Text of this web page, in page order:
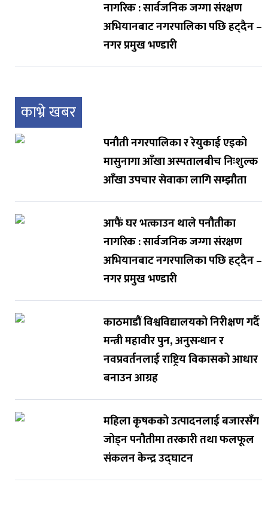
नागरिक : सार्वजनिक जग्गा संरक्षण
अभियानबाट नगरपालिका पछि हट्दैन –
नगर प्रमुख भण्डारी
काभ्रे खबर
पनौती नगरपालिका र रेयुकाई एइको
मासुनागा आँखा अस्पतालबीच निःशुल्क
आँखा उपचार सेवाका लागि सम्झौता
आफैं घर भत्काउन थाले पनौतीका
नागरिक : सार्वजनिक जग्गा संरक्षण
अभियानबाट नगरपालिका पछि हट्दैन –
नगर प्रमुख भण्डारी
काठमाडौं विश्वविद्यालयको निरीक्षण गर्दै
मन्त्री महावीर पुन, अनुसन्धान र
नवप्रवर्तनलाई राष्ट्रिय विकासको आधार
बनाउन आग्रह
महिला कृषकको उत्पादनलाई बजारसँग
जोड्न पनौतीमा तरकारी तथा फलफूल
संकलन केन्द्र उद्घाटन